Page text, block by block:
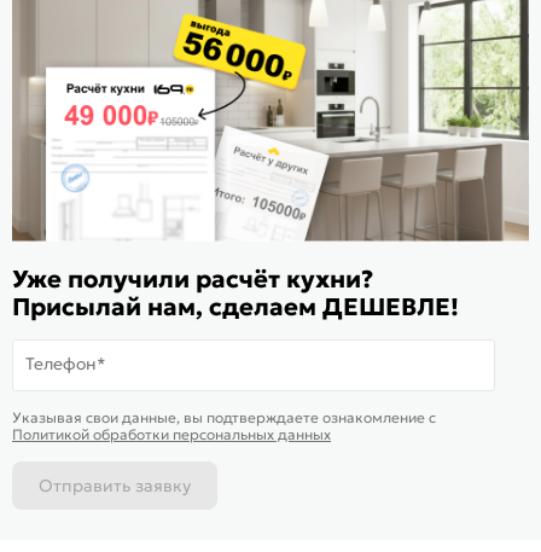
Стать дилером
Расскажите о нас
Поделиться
Оцените магазин
ИКС 1180
© 2015—2026 Интернет-магазин мебели Mebel169.ru
Пользовательское соглашение
Политика обработки персональных данных
Карта сайта
технологии
Уже получили расчёт кухни?
Присылай нам, сделаем ДЕШЕВЛЕ!
Телефон*
Указывая свои данные, вы подтверждаете ознакомление c
Политикой обработки персональных данных
Отправить заявку